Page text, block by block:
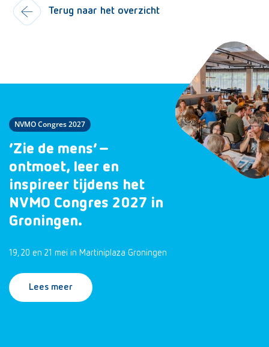
Terug naar het overzicht
NVMO Congres 2027
‘Zie de mens’ –
ontmoet, leer en
inspireer tijdens het
NVMO Congres 2027 in
Groningen.
19, 20 en 21 mei in Martiniplaza Groningen
Lees meer